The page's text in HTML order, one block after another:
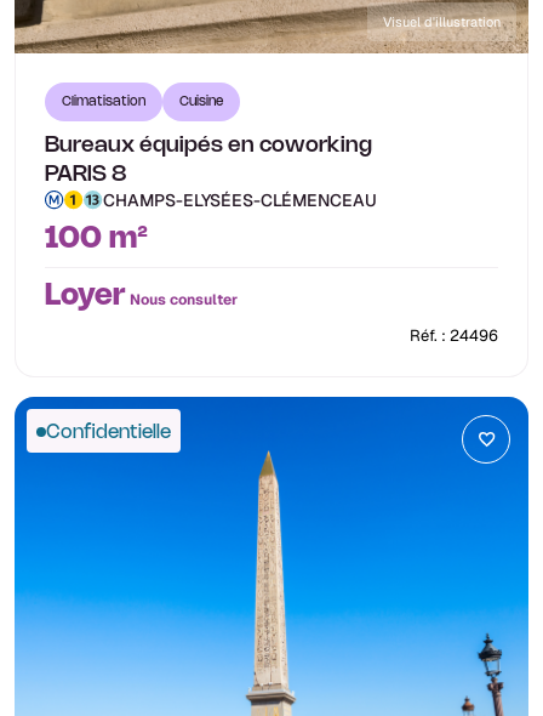
Visuel d'illustration
Climatisation Cuisine
Bureaux équipés en coworking
PARIS 8
CHAMPS-ELYSÉES-CLÉMENCEAU
100 m²
Loyer Nous consulter
Réf. : 24496
Confidentielle